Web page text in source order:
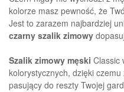
kolorze masz pewność, że
Jest to zarazem najbardziej
czarny szalik zimowy
Szalik zimowy męski Classic
kolorystycznych, dzięki
pasujący do reszty Twojej